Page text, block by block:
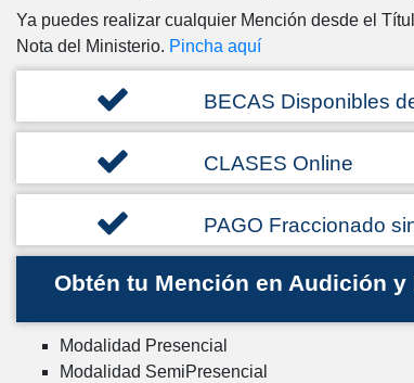
Ya puedes realizar cualquier Mención desde el
Nota del Ministerio. Pincha aquí
BECAS Disponibles
CLASES Online
PAGO Fraccionado
Obtén tu Mención en Audición y
Modalidad Presencial
Modalidad SemiPresencial